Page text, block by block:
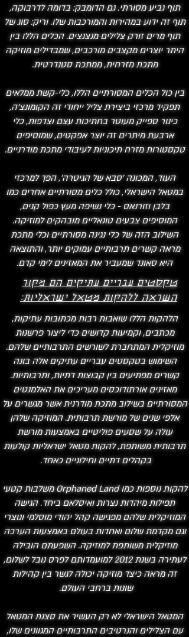
תוף גביע מסורתי. גם הדומבק: בדומה לדרבוקה,
תוף זה ידוע במהירות והמורכבות שלו. וריק: סוג של
תוף מרים זורק צלילים מנצנצים. הכלים הללו בין
היתר יוצרים מקצבים מורכבים, שמבדילים מוזיקה
מתכת מזרחית, ממתכת סטנדרטית.
בין כול הכלים המסורתיים הללו, כלי-קשת ממלאים
תפקיד מרכזי ביצירת צליל ייחודי זה​ הקומונצ'ה,
כינור ספייק מעוטר בחתיכות עצם וצדפות, כלי
ארבעת מיתרים זה יוצר אפקטים, שמוסיפים
טקסטורות מזרח תיכוניות לעיבודי מתכת מודרניים.
העוד, המכונה 'סבא של הגיטרה', הפך למרכזי
במטאל הישראלי, כולל כלים מסורתיים אחרים כמו
בלבן וזורנאס - כלי נשיפה מעץ כפול קנים,
המוסיפים צבעים טונאליים מובהקים למוזיקה.
השילוב הזה של כלי נגינה מסורתיים וכלי מתכת
מראה קשרים תרבותיים עמוקים יותר, והתוצאה
היא סאונד שמעביר את המאזינים לימי קדם.
טקסטים עבריים עתיקים הם מקור
השראה ללהקות מטאל ישראליות:
הלהקות הללו שואבות רבות מכתובות עתיקות,
מכתבים, וקמיעות קדושים כדי ליצור פרשנות
מוזיקלית המתחברת לשורשים התרבותיים שלהם.
השימוש בטקסטים עבריים עתיקים אלה בונה
קשרים מפתיעים בין קבוצות דתיות, ותרבותיות.
מאזינים אורתודוכסים מעריכים את האלמנטים
המסורתיים בשילוב מתכת מודרנית אשר מגשרים על
אלפי שנים של מורשת תרבותית. המוזיקה שלהן
עולה על שסעים פוליטיים באמצעות מורשת
תרבותית משותפת, להקות מטאל ישראליות קולעות
בקהלים דתיים וחילוניים כאחד.
להקות נוספות כמו Orphaned Land משלבות קטעי
תפילות מיהדות נצרות ואיסלאם ביחד. הגישה
המוזיקלית שלהם מפגישה קהל יהודי מוסלמי ונוצרי
וגם מקדמת שלום ואחדות בעולם באמצעות הערכה
מוזיקלית משותפת למוזיקה. השפעתם הובילה
לעתירה בשנת 2012 למועמדותם לפרס נובל לשלום,
זה מראה כיצד מוזיקה יכולה לגשר בין קהילות
שונות ברחבי העולם.
המטאל הישראלי לא רק העשיר את סצנת המטאל
עם הצלילים והנרטיבים התרבותיים המגוונים שלו,